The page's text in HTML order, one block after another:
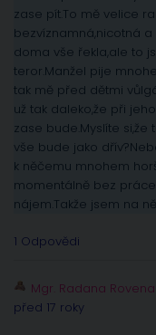
zase pít.To mě velice
bezvíznamná,nicotná
doma vše řekla,ale to
teror.Manžel pije
tak mě před dětmi
už tak daleko,že při
zase bude.Myslíte
vše bude jako
k něčemu mnohem
momentálně bez
nájem.Takže jsem na
1 Odpovědi
Mgr. Radana
před 17 roky